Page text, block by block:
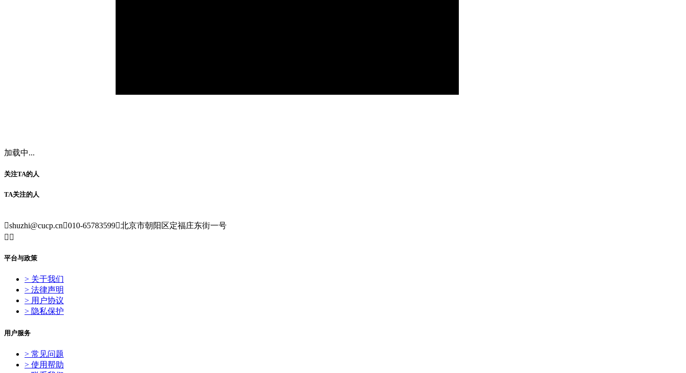
加载中...
关注TA的人
TA关注的人
shuzhi@cucp.cn010-65783599北京市朝阳区定福庄东街一号
 
平台与政策
> 关于我们
> 法律声明
> 用户协议
> 隐私保护
用户服务
> 常见问题
> 使用帮助